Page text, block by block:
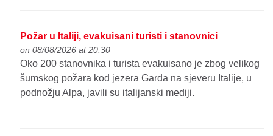
Požar u Italiji, evakuisani turisti i stanovnici
on 08/08/2026 at 20:30
Oko 200 stanovnika i turista evakuisano je zbog velikog
šumskog požara kod jezera Garda na sjeveru Italije, u
podnožju Alpa, javili su italijanski mediji.